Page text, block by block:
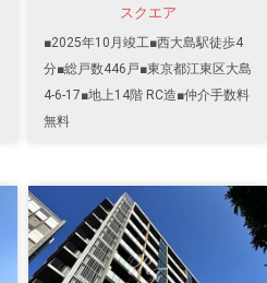
スクエア
■2025年10月竣工■西大島駅徒歩4
分■総戸数446戸■東京都江東区大島
4-6-17■地上14階 RC造■仲介手数料
無料